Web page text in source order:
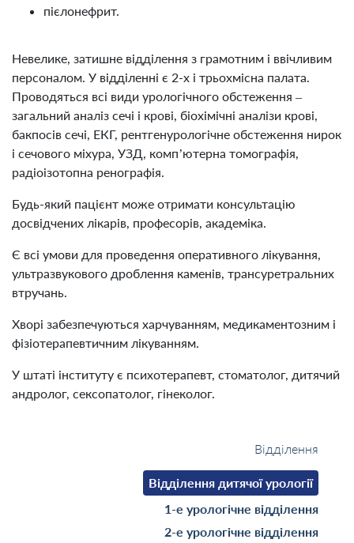
пієлонефрит.
Невелике, затишне відділення з грамотним і ввічливим
персоналом. У відділенні є 2-х і трьохмісна палата.
Проводяться всі види урологічного обстеження –
загальний аналіз сечі і крові, біохімічні аналізи крові,
бакпосів сечі, ЕКГ, рентгенурологічне обстеження нирок
і сечового міхура, УЗД, комп’ютерна томографія,
радіоізотопна ренографія.
Будь-який пацієнт може отримати консультацію
досвідчених лікарів, професорів, академіка.
Є всі умови для проведення оперативного лікування,
ультразвукового дроблення каменів, трансуретральних
втручань.
Хворі забезпечуються харчуванням, медикаментозним і
фізіотерапевтичним лікуванням.
У штаті інституту є психотерапевт, стоматолог, дитячий
андролог, сексопатолог, гінеколог.
Відділення
Відділення дитячої урології
1-е урологічне відділення
2-е урологічне відділення